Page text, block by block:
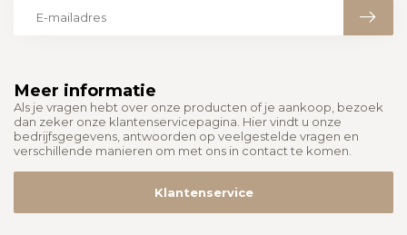
Meer informatie
Als je vragen hebt over onze producten of je aankoop, bezoek
dan zeker onze klantenservicepagina. Hier vindt u onze
bedrijfsgegevens, antwoorden op veelgestelde vragen en
verschillende manieren om met ons in contact te komen.
Klantenservice